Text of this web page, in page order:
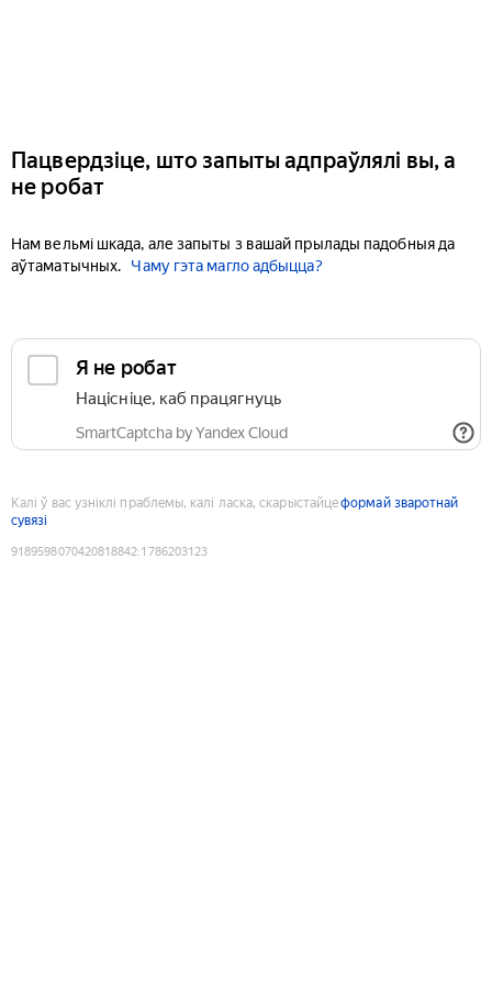
Пацвердзіце, што запыты адпраўлялі вы, а
не робат
Нам вельмі шкада, але запыты з вашай прылады падобныя да
аўтаматычных.
Чаму гэта магло адбыцца?
Я не робат
Націсніце, каб працягнуць
SmartCaptcha by Yandex Cloud
Калі ў вас узніклі праблемы, калі ласка, скарыстайцеформай зваротнай
сувязі
9189598070420818842:1786203123